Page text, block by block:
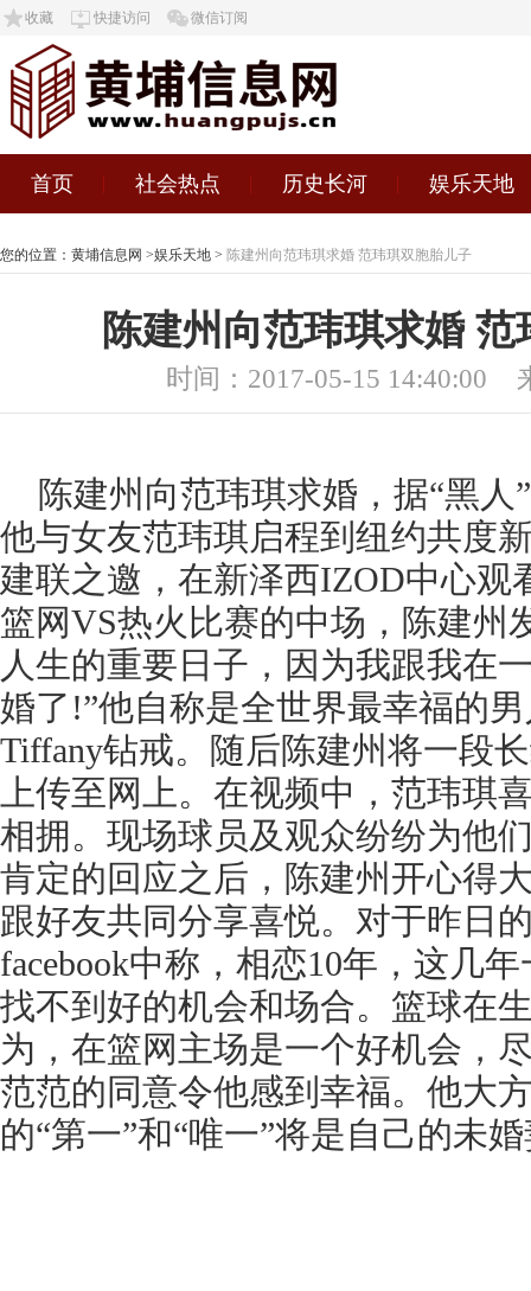
收藏 快捷访问 微信订阅
首页 社会热点 历史长河 娱乐天地
您的位置： 黄埔信息网 >娱乐天地 > 陈建州向范玮琪求婚 范玮琪双胞胎儿子
陈建州向范玮琪求婚
时间：2017-05-15 14:40:00
陈建州向范玮琪求婚，据“黑
他与女友范玮琪启程到纽约共度
建联之邀，在新泽西IZOD中心观
篮网VS热火比赛的中场，陈建州
人生的重要日子，因为我跟我在
婚了!”他自称是全世界最幸福的
Tiffany钻戒。随后陈建州将一段
上传至网上。在视频中，范玮琪
相拥。现场球员及观众纷纷为他
肯定的回应之后，陈建州开心得
跟好友共同分享喜悦。对于昨日
facebook中称，相恋10年，这几
找不到好的机会和场合。篮球在
为，在篮网主场是一个好机会，
范范的同意令他感到幸福。他大
的“第一”和“唯一”将是自己的未